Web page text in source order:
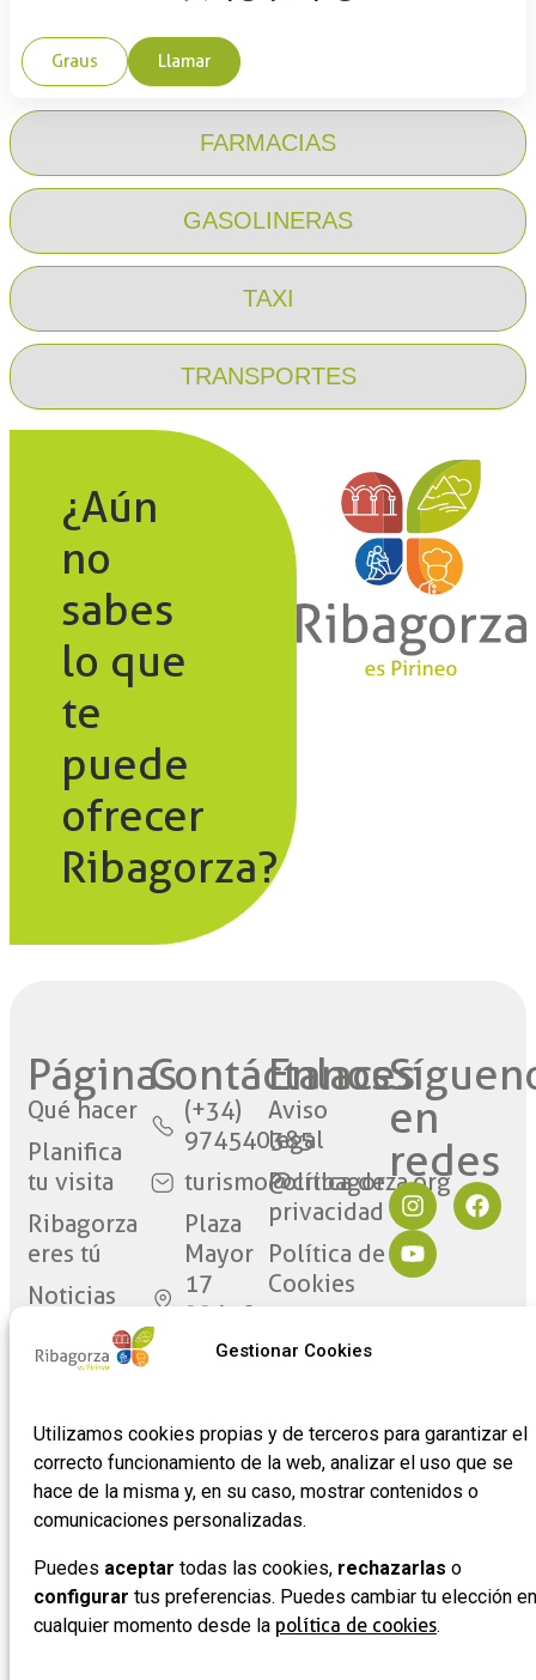
Gestionar Cookies
Utilizamos cookies propias y de terceros para garantizar el
correcto funcionamiento de la web, analizar el uso que se
hace de la misma y, en su caso, mostrar contenidos o
comunicaciones personalizadas.
Puedes aceptar todas las cookies, rechazarlas o
configurar tus preferencias. Puedes cambiar tu elección en
cualquier momento desde la política de cookies.
FARMACIAS
GASOLINERAS
TAXI
TRANSPORTES
Graus Llamar
¿Aún
no
sabes
lo que
te
puede
ofrecer
Ribagorza?
Páginas
Qué hacer
Planifica
tu visita
Ribagorza
eres tú
Noticias
Contáctanos​
(+34)
974540385
turismo@cribagorza.org
Plaza
Mayor
17
22430 ·
Graus
Enlaces
Aviso
legal
Política de
privacidad
Política de
Cookies
de
empresas
en
redes​